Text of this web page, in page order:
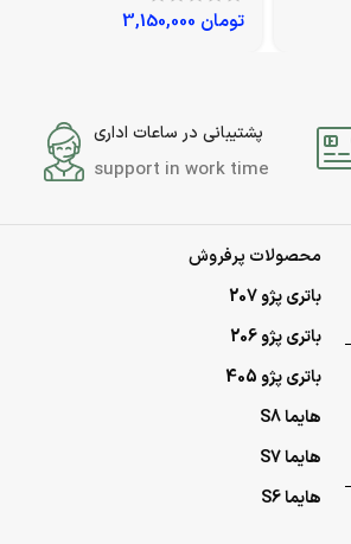
تومان
پشتیبانی در ساعات اداری
support in work time
محصولات پرفروش
باتری پژو 207
باتری پژو 206
باتری پژو 405
هایما S8
هایما S7
هایما S6